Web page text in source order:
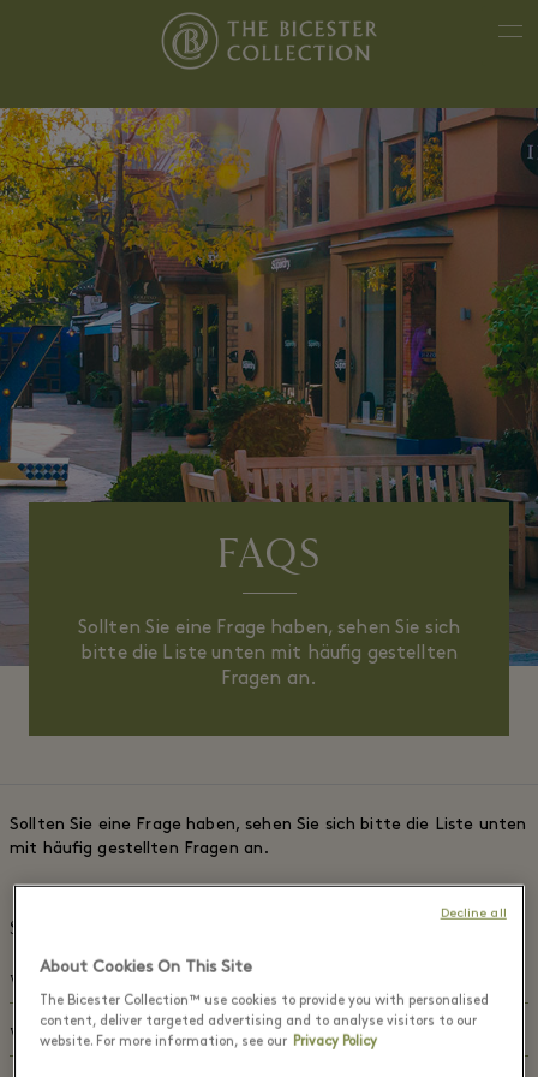
FAQS
Sollten Sie eine Frage haben, sehen Sie sich
bitte die Liste unten mit häufig gestellten
Fragen an.
Sollten Sie eine Frage haben, sehen Sie sich bitte die Liste unten
mit häufig gestellten Fragen an.
Shopping Express™
Wie kann ich Tickets für den Shopping Express™ buchen?
Tickets können online gebucht werden
https://www.thebicestervillageshoppingcollection.com/e-
Wie kann ich meine Buchung stornieren?
About Cookies On This Site
The Bicester Collection™ use cookies to provide you with personalised
content, deliver targeted advertising and to analyse visitors to our
website. For more information, see our Privacy Policy
Decline all